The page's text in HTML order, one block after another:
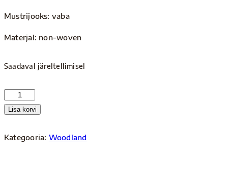
Mustrijooks: vaba
Materjal: non-woven
Saadaval järeltellimisel
Woodland
4719
Lisa korvi
Kategooria: Woodland